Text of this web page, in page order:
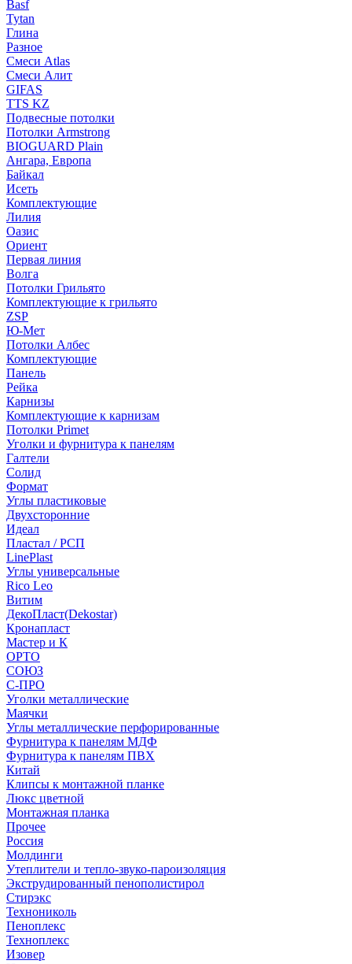
Basf
Tytan
Глина
Разное
Смеси Atlas
Смеси Алит
GIFAS
TTS KZ
Подвесные потолки
Потолки Armstrong
BIOGUARD Plain
Ангара, Европа
Байкал
Исеть
Комплектующие
Лилия
Оазис
Ориент
Первая линия
Волга
Потолки Грильято
Комплектующие к грильято
ZSP
Ю-Мет
Потолки Албес
Комплектующие
Панель
Рейка
Карнизы
Комплектующие к карнизам
Потолки Primet
Уголки и фурнитура к панелям
Галтели
Солид
Формат
Углы пластиковые
Двухсторонние
Идеал
Пластал / РСП
LinePlast
Углы универсальные
Rico Leo
Витим
ДекоПласт(Dekostar)
Кронапласт
Мастер и К
ОРТО
СОЮЗ
С-ПРО
Уголки металлические
Маячки
Углы металлические перфорированные
Фурнитура к панелям МДФ
Фурнитура к панелям ПВХ
Китай
Клипсы к монтажной планке
Люкс цветной
Монтажная планка
Прочее
Россия
Молдинги
Утеплители и тепло-звуко-пароизоляция
Экструдированный пенополистирол
Стирэкс
Технониколь
Пеноплекс
Техноплекс
Изовер